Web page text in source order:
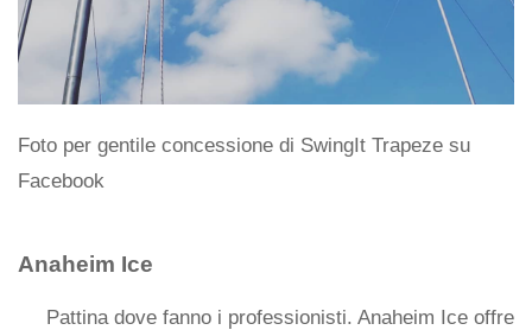
Foto per gentile concessione di SwingIt Trapeze su
Facebook
Anaheim Ice
Pattina dove fanno i professionisti. Anaheim Ice offre